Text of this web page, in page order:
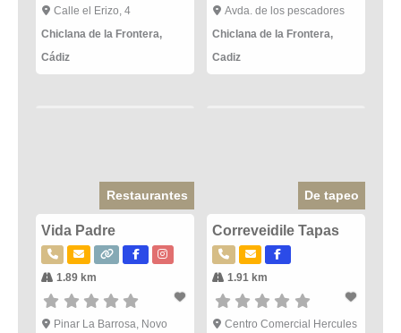
Calle el Erizo, 4
Chiclana de la Frontera,
Cádiz
Avda. de los pescadores
Chiclana de la Frontera,
Cadiz
Restaurantes
Vida Padre
1.89 km
Pinar La Barrosa, Novo
De tapeo
Correveidile Tapas
1.91 km
Centro Comercial Hercules